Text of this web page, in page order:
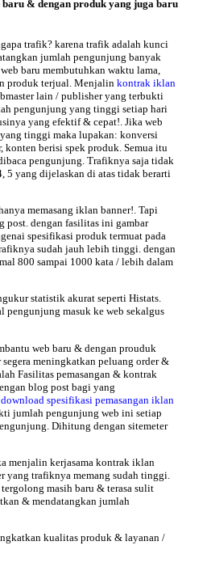
baru & dengan produk yang juga baru
trafik? karena trafik adalah kunci
jumlah pengunjung banyak
baru membutuhkan waktu lama,
produk terjual. Menjalin kontrak iklan
lain / publisher yang terbukti
pengunjung yang tinggi setiap hari
yang efektif & cepat!. Jika web
tinggi maka lupakan: konversi
konten berisi spek produk. Semua itu
pengunjung. Trafiknya saja tidak
5 yang dijelaskan di atas tidak berarti
memasang iklan banner!. Tapi
post. dengan fasilitas ini gambar
spesifikasi produk termuat pada
sudah jauh lebih tinggi. dengan
800 sampai 1000 kata / lebih dalam
statistik akurat seperti Histats.
pengunjung masuk ke web sekalgus
web baru & dengan prouduk
segera meningkatkan peluang order &
Fasilitas pemasangan & kontrak
blog post bagi yang
download spesifikasi pemasangan iklan
jumlah pengunjung web ini setiap
Dihitung dengan sitemeter
menjalin kerjasama kontrak iklan
yang trafiknya memang sudah tinggi.
masih baru & terasa sulit
& mendatangkan jumlah
kualitas produk & layanan /